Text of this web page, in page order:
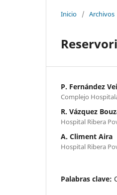
Inicio / Archivos
P. Fernández
Complejo
R. Vázquez
Hospital Ribera
A. Climent Aira
Hospital Ribera
Palabras clave: